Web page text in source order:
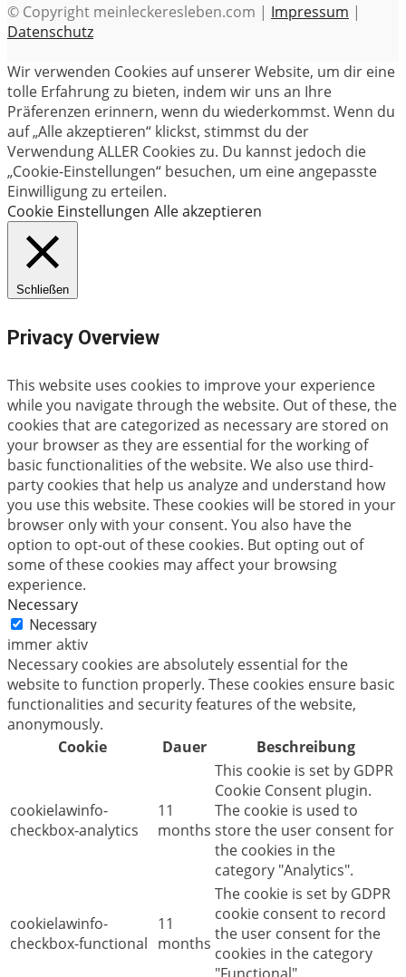
© Copyright meinleckeresleben.com | Impressum |
Datenschutz
Wir verwenden Cookies auf unserer Website, um dir eine
tolle Erfahrung zu bieten, indem wir uns an Ihre
Präferenzen erinnern, wenn du wiederkommst. Wenn du
auf „Alle akzeptieren“ klickst, stimmst du der
Verwendung ALLER Cookies zu. Du kannst jedoch die
„Cookie-Einstellungen“ besuchen, um eine angepasste
Einwilligung zu erteilen.
Cookie Einstellungen Alle akzeptieren
Schließen
Privacy Overview
This website uses cookies to improve your experience
while you navigate through the website. Out of these, the
cookies that are categorized as necessary are stored on
your browser as they are essential for the working of
basic functionalities of the website. We also use third-
party cookies that help us analyze and understand how
you use this website. These cookies will be stored in your
browser only with your consent. You also have the
option to opt-out of these cookies. But opting out of
some of these cookies may affect your browsing
experience.
Necessary
Necessary
immer aktiv
Necessary cookies are absolutely essential for the
website to function properly. These cookies ensure basic
functionalities and security features of the website,
anonymously.
Cookie
Dauer Beschreibung
cookielawinfo-
checkbox-analytics
11
months
This cookie is set by GDPR
Cookie Consent plugin.
The cookie is used to
store the user consent for
the cookies in the
category "Analytics".
cookielawinfo-
checkbox-functional
11
months
The cookie is set by GDPR
cookie consent to record
the user consent for the
cookies in the category